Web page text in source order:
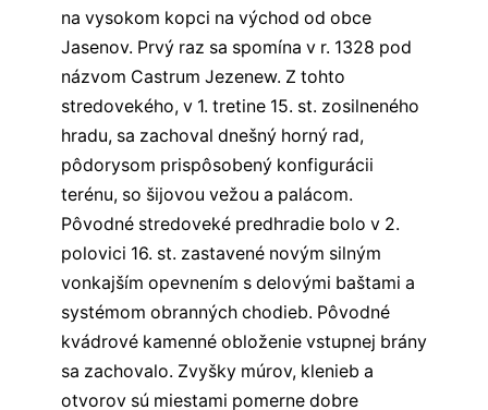
na vysokom kopci na východ od obce
Jasenov. Prvý raz sa spomína v r. 1328 pod
názvom Castrum Jezenew. Z tohto
stredovekého, v 1. tretine 15. st. zosilneného
hradu, sa zachoval dnešný horný rad,
pôdorysom prispôsobený konfigurácii
terénu, so šijovou vežou a palácom.
Pôvodné stredoveké predhradie bolo v 2.
polovici 16. st. zastavené novým silným
vonkajším opevnením s delovými baštami a
systémom obranných chodieb. Pôvodné
kvádrové kamenné obloženie vstupnej brány
sa zachovalo. Zvyšky múrov, klenieb a
otvorov sú miestami pomerne dobre